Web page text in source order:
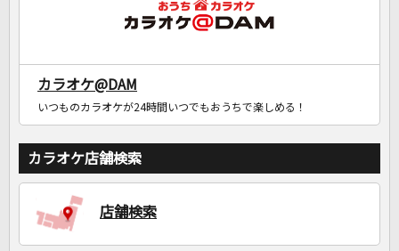
カラオケ@DAM
いつものカラオケが24時間いつでもおうちで楽しめる！
カラオケ店舗検索
店舗検索